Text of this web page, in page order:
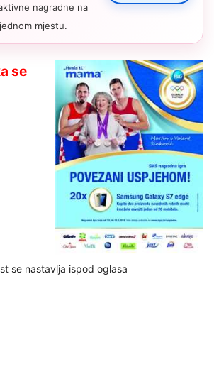
nagradne na
jednom mjestu.
se
se nastavlja ispod oglasa